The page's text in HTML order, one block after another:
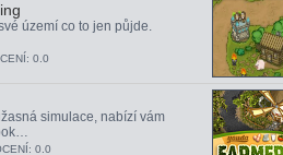
území co to jen půjde.
0.0
simulace, nabízí vám
0.0